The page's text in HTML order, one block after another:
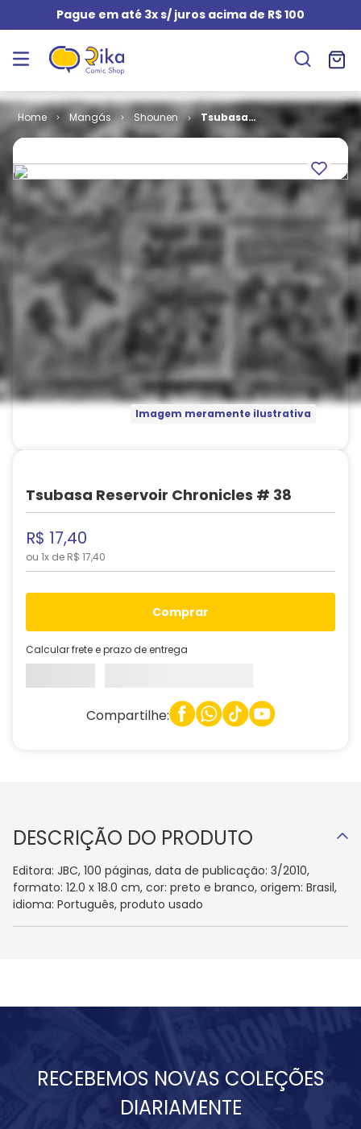
Pague em até 3x s/ juros acima de R$ 100
Mangás Shounen
Tsubasa
Reservoir
38
Imagem meramente ilustrativa
Tsubasa Reservoir Chronicles # 38
R$ 17,40
ou 1x de R$ 17,40
comprar
Calcular frete e prazo de entrega
Compartilhe:
DESCRIÇÃO DO PRODUTO
Editora: JBC, 100 páginas, data de publicação: 3/2010,
formato: 12.0 x 18.0 cm, cor: preto e branco, origem: Brasil,
idioma: Português, produto usado
RECEBEMOS NOVAS COLEÇÕES
DIARIAMENTE